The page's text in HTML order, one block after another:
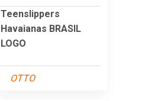
Teenslippers
Havaianas BRASIL
LOGO
OTTO